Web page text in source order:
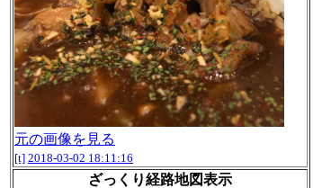
元の画像を見る
[t] 2018-03-02 18:11:16
ざっくり経路地図表示